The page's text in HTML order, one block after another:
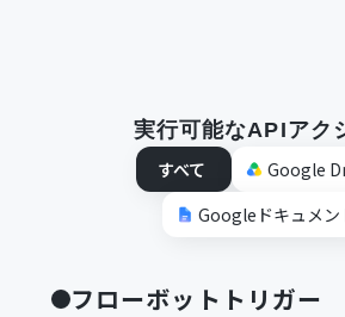
実行可能なAPIアク
すべて
Google
Googleドキュメン
フローボットトリガー